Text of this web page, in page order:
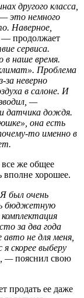
другого класса,
это немного
Наверное,
— продолжает
сервиса.
наше время.
Проблема
за неверно
в салоне. И
—
датчика дождя.
она есть
то именно в
же общее
вполне хорошее.
был очень
бюджетную
за два года
не для меня,
скорее выберу
—пояснил свою